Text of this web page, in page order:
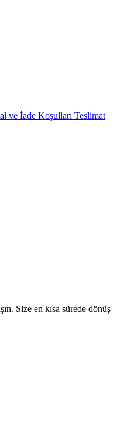
ve İade Koşulları Teslimat
Size en kısa sürede dönüş